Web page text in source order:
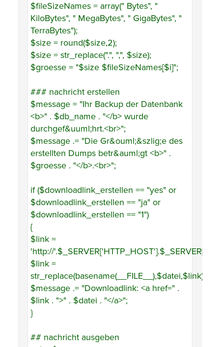
$fileSizeNames = array(" Bytes", "
KiloBytes", " MegaBytes", " GigaBytes", "
TerraBytes");
$size = round($size,2);
$size = str_replace(".", ",", $size);
$groesse = "$size $fileSizeNames[$i]";
### nachricht erstellen
$message = "Ihr Backup der Datenbank
<b>" . $db_name . "</b> wurde
durchgef&uuml;hrt.<br>";
$message .= "Die Gr&ouml;&szlig;e des
erstellten Dumps betr&auml;gt <b>" .
$groesse . "</b>.<br>";
if ($downloadlink_erstellen == "yes" or
$downloadlink_erstellen == "ja" or
$downloadlink_erstellen == "1")
{
$link =
'http://
$link =
str_replace(basename(__FILE__),$datei,$link);
$message .= "Downloadlink: <a href=" .
$link . ">" . $datei . "</a>";
}
## nachricht ausgeben